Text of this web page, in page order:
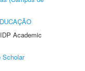
Academic
Scholar